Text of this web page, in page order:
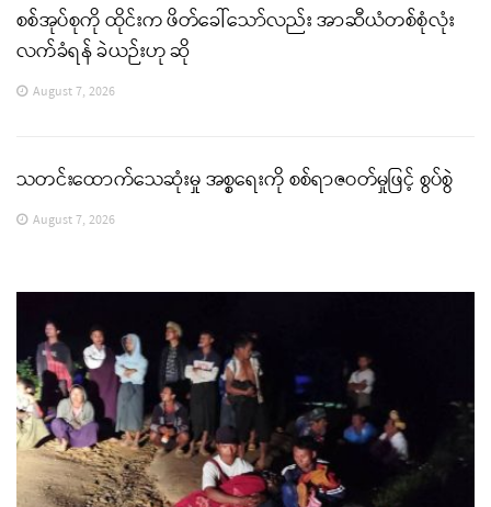
စစ်အုပ်စုကို ထိုင်းက ဖိတ်ခေါ်သော်လည်း အာဆီယံတစ်စုံလုံး
လက်ခံရန် ခဲယဉ်းဟု ဆို
August 7, 2026
သတင်းထောက်သေဆုံးမှု အစ္စရေးကို စစ်ရာဇဝတ်မှုဖြင့် စွပ်စွဲ
August 7, 2026